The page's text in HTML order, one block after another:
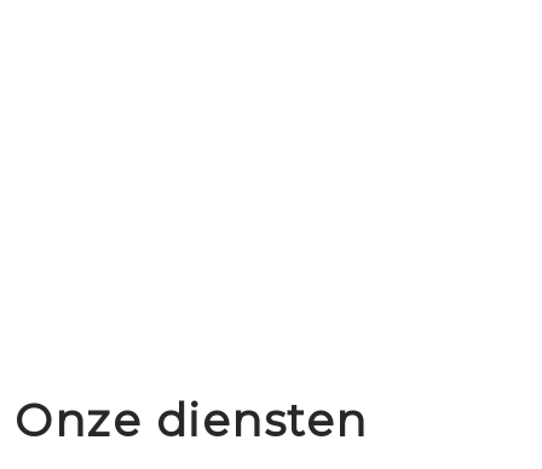
Onze diensten